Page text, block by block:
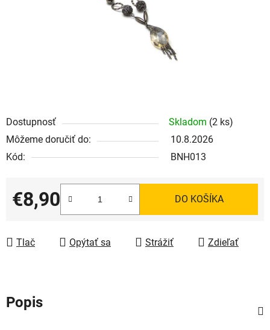
Dostupnosť Skladom (2 ks)
Môžeme doručiť do:
10.8.2026
Kód:
BNH013
€8,90
Jednotková cena:
DO KOŠÍKA
Tlač Opýtať sa Strážiť Zdieľať
Popis